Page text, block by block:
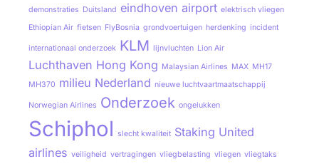
demonstraties Duitsland eindhoven airport elektrisch vliegen
Ethiopian Air fietsen FlyBosnia grondvoertuigen herdenking incident
internationaal onderzoek KLM lijnvluchten Lion Air
Luchthaven Hong Kong Malaysian Airlines MAX MH17
MH370 milieu Nederland nieuwe luchtvaartmaatschappij
Norwegian Airlines Onderzoek ongelukken
Schiphol slecht kwaliteit Staking United
airlines veiligheid vertragingen vliegbelasting vliegen vliegtaks